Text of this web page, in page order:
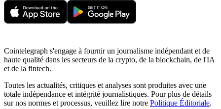
Cointelegraph s'engage à fournir un journalisme indépendant et de
haute qualité dans les secteurs de la crypto, de la blockchain, de l'IA
et de la fintech.
Toutes les actualités, critiques et analyses sont produites avec une
totale indépendance et intégrité journalistiques. Pour plus de détails
sur nos normes et processus, veuillez lire notre Politique Éditoriale.